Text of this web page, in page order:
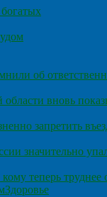
об
вновь
запретить
значительно
теперь труднее
Здоровье